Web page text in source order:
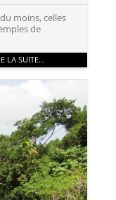
moins, celles
de
LA SUITE…